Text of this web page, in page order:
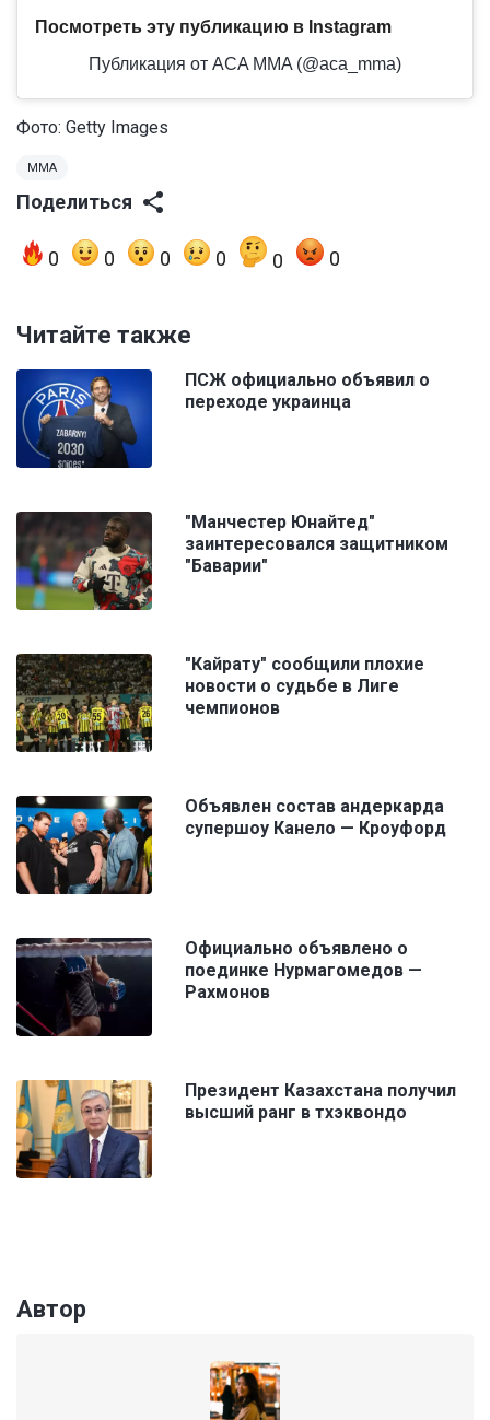
Посмотреть эту публикацию в Instagram
Публикация от ACA MMA (@aca_mma)
Фото: Getty Images
MMA
Поделиться
0 0 0 0 0 0
Читайте также
ПСЖ официально объявил о
переходе украинца
"Манчестер Юнайтед"
заинтересовался защитником
"Баварии"
"Кайрату" сообщили плохие
новости о судьбе в Лиге
чемпионов
Объявлен состав андеркарда
супершоу Канело — Кроуфорд
Официально объявлено о
поединке Нурмагомедов —
Рахмонов
Президент Казахстана получил
высший ранг в тхэквондо
Автор